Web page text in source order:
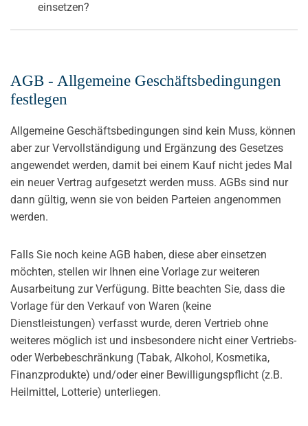
einsetzen?
AGB - Allgemeine Geschäftsbedingungen
festlegen
Allgemeine Geschäftsbedingungen sind kein Muss, können
aber zur Vervollständigung und Ergänzung des Gesetzes
angewendet werden, damit bei einem Kauf nicht jedes Mal
ein neuer Vertrag aufgesetzt werden muss. AGBs sind nur
dann gültig, wenn sie von beiden Parteien angenommen
werden.
Falls Sie noch keine AGB haben, diese aber einsetzen
möchten, stellen wir Ihnen eine Vorlage zur weiteren
Ausarbeitung zur Verfügung. Bitte beachten Sie, dass die
Vorlage für den Verkauf von Waren (keine
Dienstleistungen) verfasst wurde, deren Vertrieb ohne
weiteres möglich ist und insbesondere nicht einer Vertriebs-
oder Werbebeschränkung (Tabak, Alkohol, Kosmetika,
Finanzprodukte) und/oder einer Bewilligungspflicht (z.B.
Heilmittel, Lotterie) unterliegen.